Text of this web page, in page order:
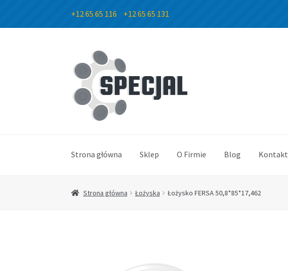
+12 65 65 116 +12 65 65 131
Przejdź
do
nawigacji
Przejdź
do
treści
Strona główna Sklep O Firmie Blog Kontakt
Strona główna Łożyska Łożysko FERSA 50,8*85*17,462